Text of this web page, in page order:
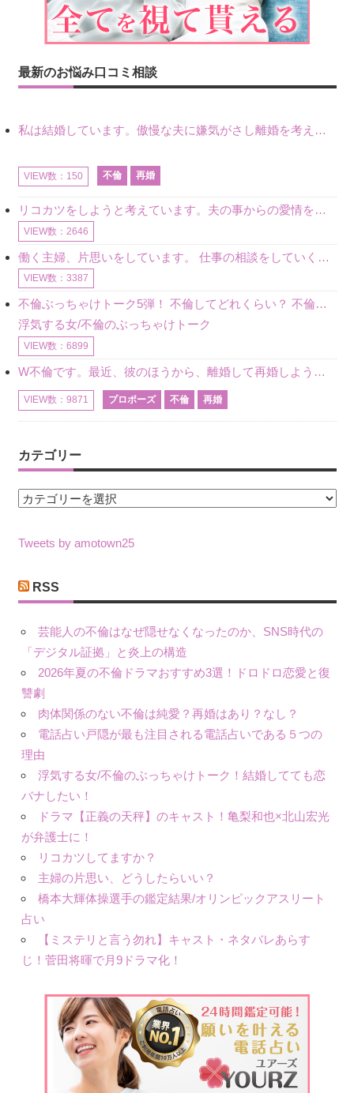
最新のお悩み口コミ相談
私は結婚しています。傲慢な夫に嫌気がさし離婚を考えていたときに、彼と出会いました。彼には恋人がいましたが、話をするうちに、夫とのことを相談するようにな
VIEW数：150 不倫 再婚
リコカツをしようと考えています。夫の事からの愛情を全く感じません。子供がいるので、子供が成長するまではと我慢しています。 まず、お金が必要だと考え、仕事の量も増やしました。ところが、夫は働かず、結局は
VIEW数：2646
働く主婦、片思いをしています。 仕事の相談をしていくうちに、彼のことを好きになりました。私には夫も子供もいます。不倫をしているわけでもなく、もちろん、この気持ちは誰にも話していません。 ラインをする関
VIEW数：3387
不倫ぶっちゃけトーク5弾！ 不倫してどれくらい？ 不倫のあれこれを、なんでもどうぞ♪♪
浮気する女/不倫のぶっちゃけトーク
VIEW数：6899
W不倫です。最近、彼のほうから、離婚して再婚しよう、と言ってきました。ハッキリいうと、そこまでは考えていませんでした。彼を好きな気持ちはあるし、彼なしの生活は考えられません。だけど、離婚して再婚すると
VIEW数：9871 プロポーズ 不倫 再婚
カテゴリー
カ
ゴ
ー
Tweets by amotown25
RSS
芸能人の不倫はなぜ隠せなくなったのか、SNS時代の
「デジタル証拠」と炎上の構造
2026年夏の不倫ドラマおすすめ3選！ドロドロ恋愛と復
讐劇
肉体関係のない不倫は純愛？再婚はあり？なし？
電話占い戸隠が最も注目される電話占いである５つの
理由
浮気する女/不倫のぶっちゃけトーク！結婚してても恋
バナしたい！
ドラマ【正義の天秤】のキャスト！亀梨和也×北山宏光
が弁護士に！
リコカツしてますか？
主婦の片思い、どうしたらいい？
橋本大輝体操選手の鑑定結果/オリンピックアスリート
占い
【ミステリと言う勿れ】キャスト・ネタバレあらす
じ！菅田将暉で月9ドラマ化！